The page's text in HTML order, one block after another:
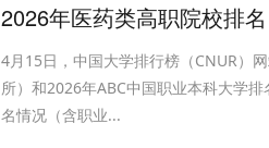
2026年医药类高职院校排名
4月15日，中国大学排行榜（CNUR）
所）和2026年ABC中国职业本科大学
名情况（含职业...